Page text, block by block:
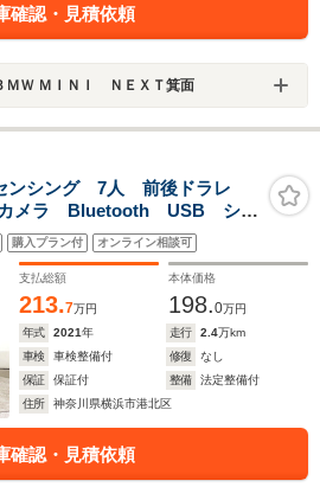
確認・見積依頼
ＭＷ ＭＩＮＩ ＮＥＸＴ箕面
ンシング 7人 前後ドラレ
メラ Bluetooth USB シー
スライドドア ドアバイザ
ンオーナー
購入プラン付 オンライン相談可
支払総額
213.7万円
本体価格
198.0万円
年式
2021年 走行 2.4万km
車検
車検整備付 修復
なし
保証
保証付 整備
法定整備付
住所
神奈川県横浜市港北区
確認・見積依頼